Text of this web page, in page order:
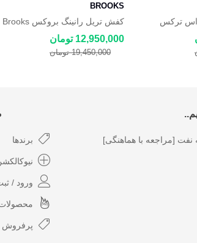
ترکس
BROOKS
کفش تریل رانینگ بروکس Brooks
Cascadia مشکی
12,950,000 تومان
19,450,000 تومان
[مراجعه با هماهنگی] برندها
ورود /
پرفروش